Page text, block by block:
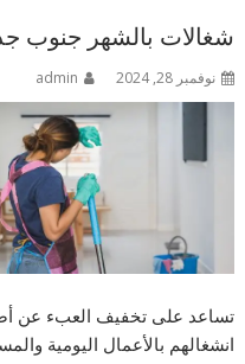
شغالات بالشهر جنوب جدة
نوفمبر 28, 2024 admin
تساعد على تخفيف العبء عن
انشغالهم بالأعمال اليومية